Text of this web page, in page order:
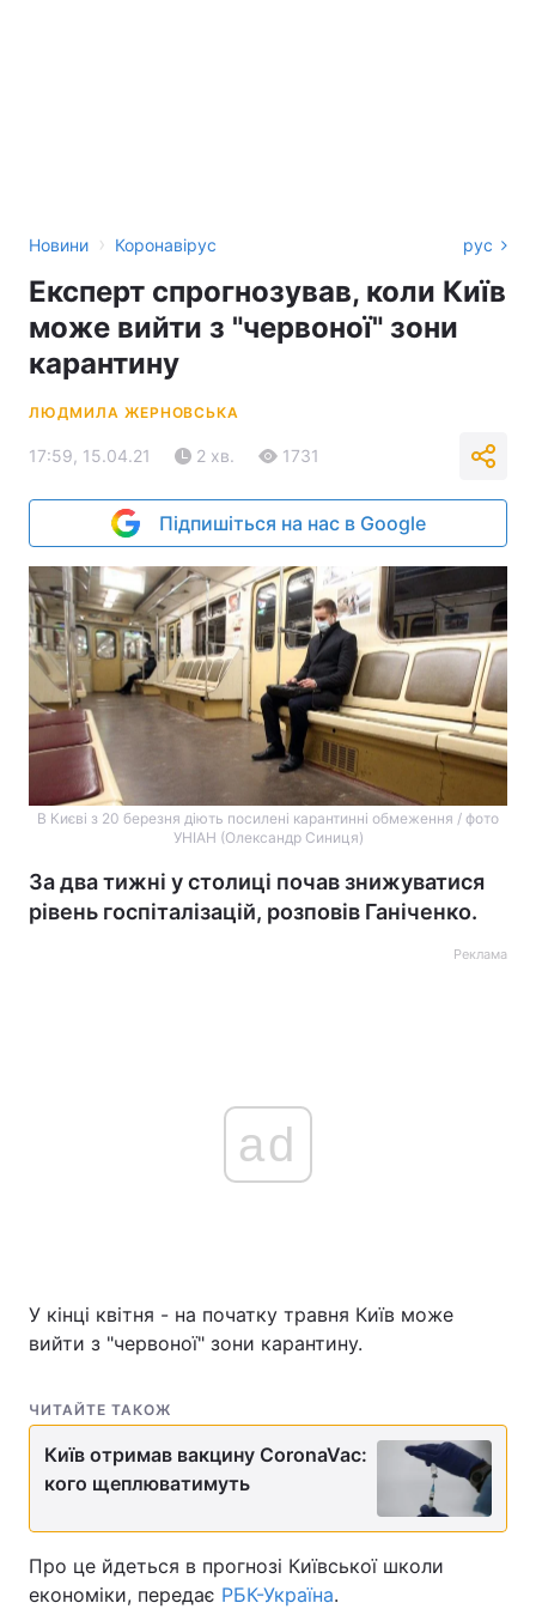
Новини › Коронавірус рус
Експерт спрогнозував, коли Київ
може вийти з "червоної" зони
карантину
ЛЮДМИЛА ЖЕРНОВСЬКА
17:59, 15.04.21 2 хв. 1731
Підпишіться на нас в Google
В Києві з 20 березня діють посилені карантинні обмеження / фото
УНІАН (Олександр Синиця)
За два тижні у столиці почав знижуватися
рівень госпіталізацій, розповів Ганіченко.
Реклама
ad
У кінці квітня - на початку травня Київ може
вийти з "червоної" зони карантину.
ЧИТАЙТЕ ТАКОЖ
Київ отримав вакцину CoronaVac:
кого щеплюватимуть
Про це йдеться в прогнозі Київської школи
економіки, передає РБК-Україна.